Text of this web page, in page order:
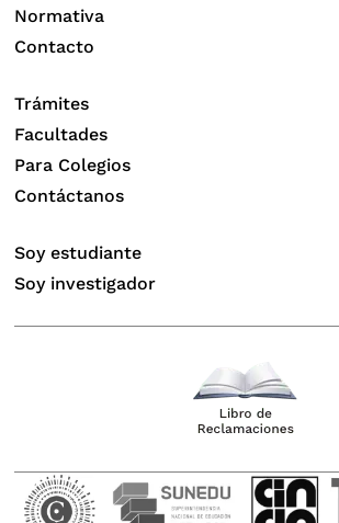
Normativa
Contacto
Trámites
Facultades
Para Colegios
Contáctanos
Soy estudiante
Soy investigador